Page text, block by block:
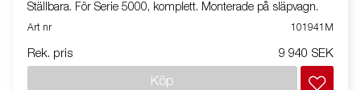
Ställbara. För Serie 5000, komplett. Monterade på släpvagn.
Art nr 101941M
Rek. pris 9 940 SEK
Köp